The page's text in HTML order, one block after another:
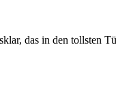
das in den tollsten